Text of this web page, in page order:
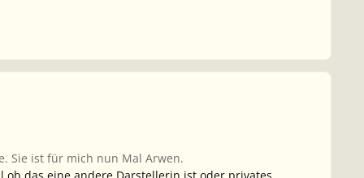
Sie ist für mich nun Mal Arwen.